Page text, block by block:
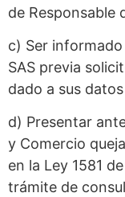
de Responsable
c) Ser informado
SAS previa
dado a sus
d) Presentar
y Comercio
en la Ley 1581
trámite de